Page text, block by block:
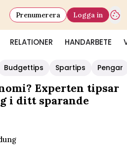
RELATIONER HANDARBETE
Prenumerera Logga in
Budgettips Spartips Pengar
Experten tipsar
i ditt sparande